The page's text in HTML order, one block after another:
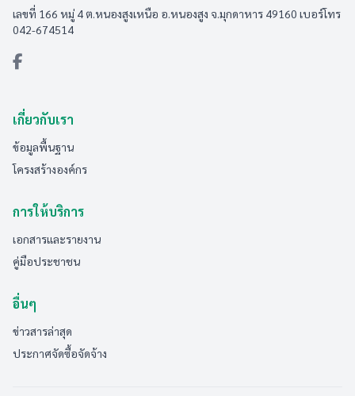
เลขที่ 166 หมู่ 4 ต.หนองสูงเหนือ อ.หนองสูง จ.มุกดาหาร 49160 เบอร์โทร
042-674514
เกี่ยวกับเรา
ข้อมูลพื้นฐาน
โครงสร้างองค์กร
การให้บริการ
เอกสารและรายงาน
คู่มือประชาชน
อื่นๆ
ข่าวสารล่าสุด
ประกาศจัดซื้อจัดจ้าง